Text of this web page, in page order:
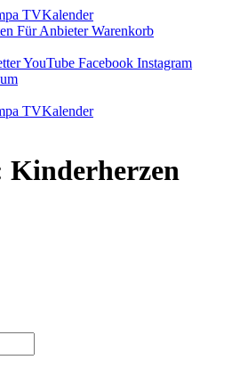
TVKalender
Für AnbieterWarenkorb
YouTube Facebook Instagram
TVKalender
Kinderherzen